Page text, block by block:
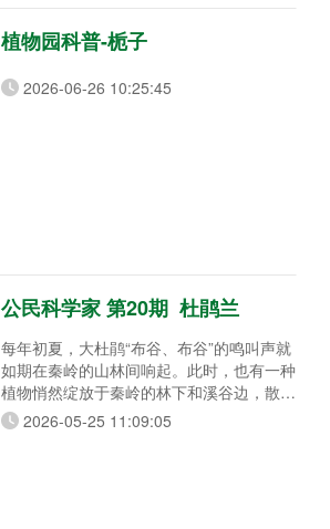
植物园科普-栀子
2026-06-26 10:25:45
公民科学家 第20期 杜鹃兰
每年初夏，大杜鹃“布谷、布谷”的鸣叫声就
如期在秦岭的山林间响起。此时，也有一种
植物悄然绽放于秦岭的林下和溪谷边，散发
着淡淡的幽香。因为花期与大杜鹃鸣叫的时
节基本同步，因此得名杜鹃兰。别看只是一
2026-05-25 11:09:05